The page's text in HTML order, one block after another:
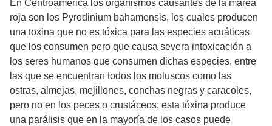
En Centroamérica los organismos causantes de la marea
roja son los Pyrodinium bahamensis, los cuales producen
una toxina que no es tóxica para las especies acuáticas
que los consumen pero que causa severa intoxicación a
los seres humanos que consumen dichas especies, entre
las que se encuentran todos los moluscos como las
ostras, almejas, mejillones, conchas negras y caracoles,
pero no en los peces o crustáceos; esta tóxina produce
una parálisis que en la mayoría de los casos puede